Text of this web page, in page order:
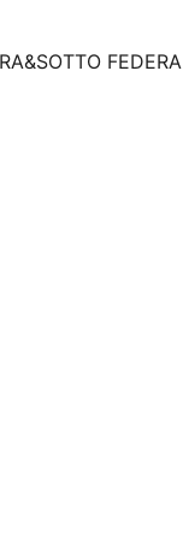
FEDERA